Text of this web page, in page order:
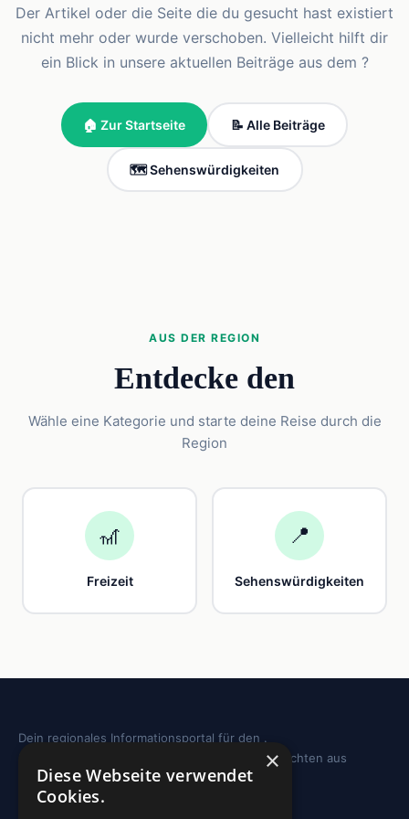
Der Artikel oder die Seite die du gesucht hast existiert
nicht mehr oder wurde verschoben. Vielleicht hilft dir
ein Blick in unsere aktuellen Beiträge aus dem ?
🏠 Zur Startseite 📝 Alle Beiträge
🗺️ Sehenswürdigkeiten
AUS DER REGION
Entdecke den
Wähle eine Kategorie und starte deine Reise durch die
Region
🎢
Freizeit
📍
Sehenswürdigkeiten
Dein regionales Informationsportal für den .
Sehenswürdigkeiten, Ausflugstipps und Geschichten aus
deiner Region.
×
Diese Webseite verwendet
Cookies.